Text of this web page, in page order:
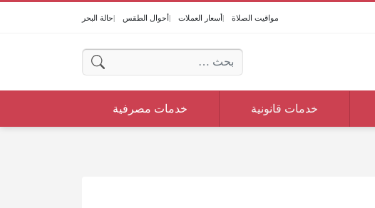
مواقيت الصلاة أسعار العملات أحوال الطقس حالة البحر
البحث عن:
خدمات قانونية خدمات مصرفية